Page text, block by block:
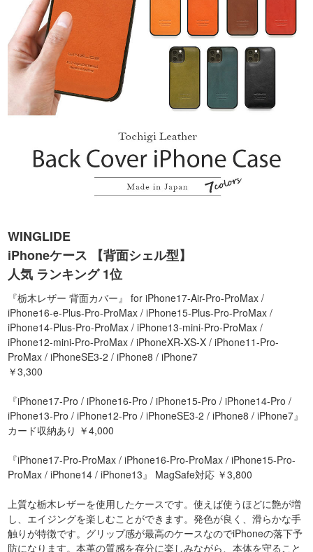
WINGLIDE
iPhoneケース 【背面シェル型】
人気 ランキング 1位
『栃木レザー 背面カバー』 for iPhone17-Air-Pro-ProMax /
iPhone16-e-Plus-Pro-ProMax / iPhone15-Plus-Pro-ProMax /
iPhone14-Plus-Pro-ProMax / iPhone13-mini-Pro-ProMax /
iPhone12-mini-Pro-ProMax / iPhoneXR-XS-X / iPhone11-Pro-
ProMax / iPhoneSE3-2 / iPhone8 / iPhone7
￥3,300
『iPhone17-Pro / iPhone16-Pro / iPhone15-Pro / iPhone14-Pro /
iPhone13-Pro / iPhone12-Pro / iPhoneSE3-2 / iPhone8 / iPhone7』
カード収納あり ￥4,000
『iPhone17-Pro-ProMax / iPhone16-Pro-ProMax / iPhone15-Pro-
ProMax / iPhone14 / iPhone13』 MagSafe対応 ￥3,800
上質な栃木レザーを使用したケースです。使えば使うほどに艶が増
し、エイジングを楽しむことができます。発色が良く、滑らかな手
触りが特徴です。グリップ感が最高のケースなのでiPhoneの落下予
防になります。本革の質感を存分に楽しみながら、本体を守ること